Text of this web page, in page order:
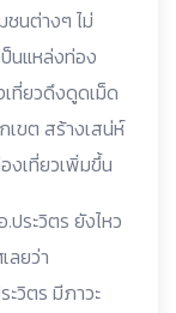
ชนต่างๆ ไม่
ป็นแหล่งท่อง
เที่ยวดึงดูดเม็ด
เขต สร้างเสน่ห์
งเที่ยวเพิ่มขึ้น
ระวิตร ยังไหว
ลยว่า
ะวิตร มีภาวะ